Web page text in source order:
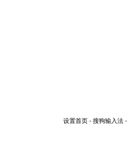
设置首页 - 搜狗输入法 -